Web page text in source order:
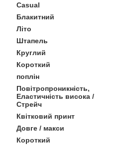
Casual
Блакитний
Літо
Штапель
Круглий
Короткий
поплін
Повітропроникність,
Еластичність висока /
Стрейч
Квітковий принт
Довге / макси
Короткий